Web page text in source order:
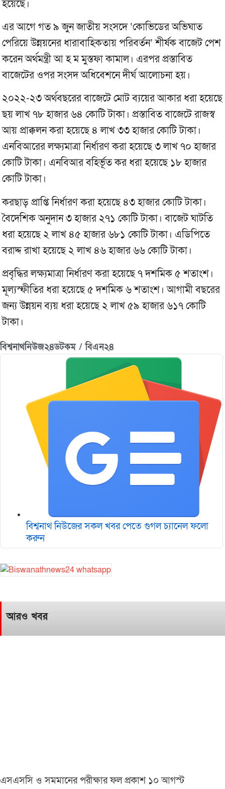
হয়েছে।
এর আগে গত ৯ জুন জাতীয় সংসদে ‘কোভিডের অভিঘাত
পেরিয়ে উন্নয়নের ধারাবাহিকতায় পরিবর্তন’ শীর্ষক বাজেট পেশ
করেন অর্থমন্ত্রী আ হ ম মুস্তফা কামাল। এরপর প্রস্তাবিত
বাজেটের ওপর সংসদ অধিবেশনে দীর্ঘ আলোচনা হয়।
২০২২-২৩ অর্থবছরের বাজেটে মোট ব্যয়ের আকার ধরা হয়েছে
ছয় লাখ ৭৮ হাজার ৬৪ কোটি টাকা। প্রস্তাবিত বাজেটে রাজস্ব
আয় প্রাক্কলন করা হয়েছে ৪ লাখ ৩৩ হাজার কোটি টাকা।
এনবিআরের লক্ষ্যমাত্রা নির্ধারণ করা হয়েছে ৩ লাখ ৭০ হাজার
কোটি টাকা। এনবিআর বহির্ভূত কর ধরা হয়েছে ১৮ হাজার
কোটি টাকা।
করছাড় প্রাপ্তি নির্ধারণ করা হয়েছে ৪৩ হাজার কোটি টাকা।
বৈদেশিক অনুদান ৩ হাজার ২৭১ কোটি টাকা। বাজেট ঘাটতি
ধরা হয়েছে ২ লাখ ৪৫ হাজার ৬৮১ কোটি টাকা। এডিপিতে
বরাদ্দ রাখা হয়েছে ২ লাখ ৪৬ হাজার ৬৬ কোটি টাকা।
প্রবৃদ্ধির লক্ষ্যমাত্রা নির্ধারণ করা হয়েছে ৭ দশমিক ৫ শতাংশ।
মূল্যস্ফীতির ধরা হয়েছে ৫ দশমিক ৬ শতাংশ। আগামী বছরের
জন্য উন্নয়ন ব্যয় ধরা হয়েছে ২ লাখ ৫৯ হাজার ৬১৭ কোটি
টাকা।
বিশ্বনাথনিউজ২৪ডটকম / বিএন২৪
বিশ্বনাথ নিউজের সকল খবর পেতে গুগল চ‌্যানেল ফলো
করুন
আরও খবর
এসএসসি ও সমমানের পরীক্ষার ফল প্রকাশ ১০ আগস্ট